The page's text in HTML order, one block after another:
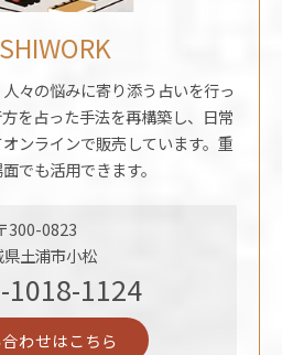
々の悩みに寄り添う占いを行っ
を占った手法を再構築し、日常
ンラインで販売しています。重
でも活用できます。
300-0823
県土浦市小松
1018-1124
わせはこちら